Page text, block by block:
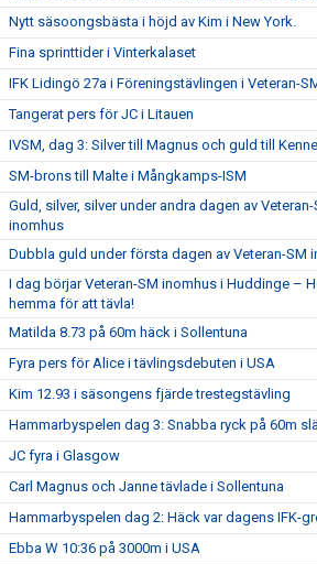
Nytt säsoongsbästa i höjd av Kim i New York.
Fina sprinttider i Vinterkalaset
IFK Lidingö 27a i Föreningstävlingen i Veteran-
Tangerat pers för JC i Litauen
IVSM, dag 3: Silver till Magnus och guld till
SM-brons till Malte i Mångkamps-ISM
Guld, silver, silver under andra dagen av Veteran-
inomhus
Dubbla guld under första dagen av Veteran-SM
I dag börjar Veteran-SM inomhus i Huddinge –
hemma för att tävla!
Matilda 8.73 på 60m häck i Sollentuna
Fyra pers för Alice i tävlingsdebuten i USA
Kim 12.93 i säsongens fjärde trestegstävling
Hammarbyspelen dag 3: Snabba ryck på 60m
JC fyra i Glasgow
Carl Magnus och Janne tävlade i Sollentuna
Hammarbyspelen dag 2: Häck var dagens IFK-
Ebba W 10:36 på 3000m i USA